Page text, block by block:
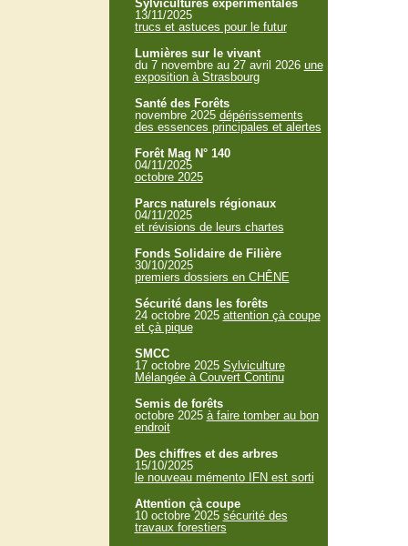
Sylvicultures expérimentales
13/11/2025
trucs et astuces pour le futur
Lumières sur le vivant
du 7 novembre au 27 avril 2026 une
exposition à Strasbourg
Santé des Forêts
novembre 2025 dépérissements
des essences principales et alertes
Forêt Mag N° 140
04/11/2025
octobre 2025
Parcs naturels régionaux
04/11/2025
et révisions de leurs chartes
Fonds Solidaire de Filière
30/10/2025
premiers dossiers en CHÊNE
Sécurité dans les forêts
24 octobre 2025 attention çà coupe
et çà pique
SMCC
17 octobre 2025 Sylviculture
Mélangée à Couvert Continu
Semis de forêts
octobre 2025 à faire tomber au bon
endroit
Des chiffres et des arbres
15/10/2025
le nouveau mémento IFN est sorti
Attention çà coupe
10 octobre 2025 sécurité des
travaux forestiers